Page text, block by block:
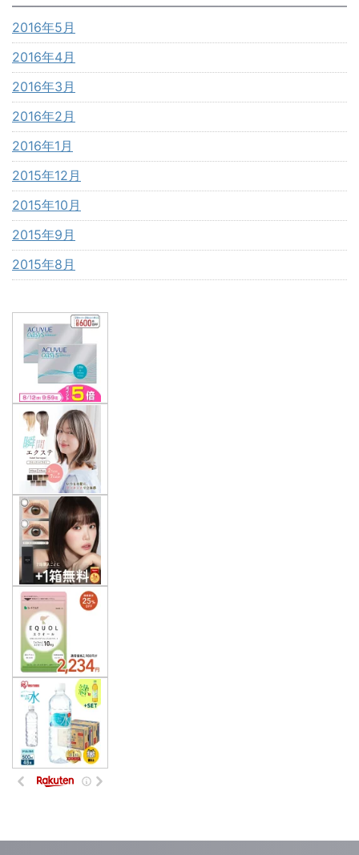
2016年5月
2016年4月
2016年3月
2016年2月
2016年1月
2015年12月
2015年10月
2015年9月
2015年8月